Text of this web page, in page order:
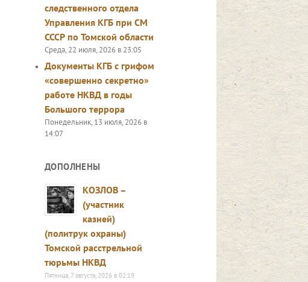
следственного отдела
Управления КГБ при СМ
СССР по Томской области
Среда, 22 июля, 2026 в 23:05
Документы КГБ с грифом
«совершенно секретно»
работе НКВД в годы
Большого террора
Понедельник, 13 июля, 2026 в
14:07
ДОПОЛНЕНЫ
КОЗЛОВ –
(участник
казней)
(политрук охраны)
Томской расстрельной
тюрьмы НКВД
Пятница, 7 августа, 2026 в 02:19